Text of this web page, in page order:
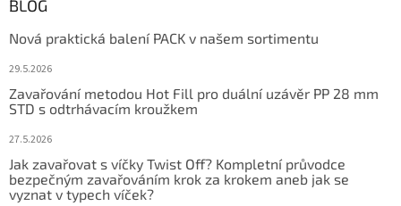
BLOG
Nová praktická balení PACK v našem sortimentu
29.5.2026
Zavařování metodou Hot Fill pro duální uzávěr PP 28 mm
STD s odtrhávacím kroužkem
27.5.2026
Jak zavařovat s víčky Twist Off? Kompletní průvodce
bezpečným zavařováním krok za krokem aneb jak se
vyznat v typech víček?